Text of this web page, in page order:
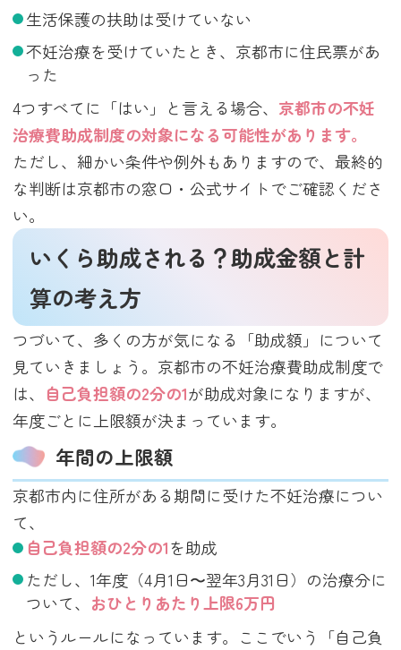
生活保護の扶助は受けていない
不妊治療を受けていたとき、京都市に住民票があ
った
4つすべてに「はい」と言える場合、 京都市の不妊
治療費助成制度の対象になる可能性があります。
ただし、細かい条件や例外もありますので、最終的
な判断は京都市の窓口・公式サイトでご確認くださ
い。
いくら助成される？助成金額と計
算の考え方
つづいて、多くの方が気になる「助成額」について
見ていきましょう。京都市の不妊治療費助成制度で
は、 自己負担額の2分の1が助成対象になりますが、
年度ごとに上限額が決まっています。
年間の上限額
京都市内に住所がある期間に受けた不妊治療につい
て、
自己負担額の2分の1を助成
ただし、1年度（4月1日〜翌年3月31日）の治療分に
ついて、 おひとりあたり上限6万円
というルールになっています。ここでいう「自己負